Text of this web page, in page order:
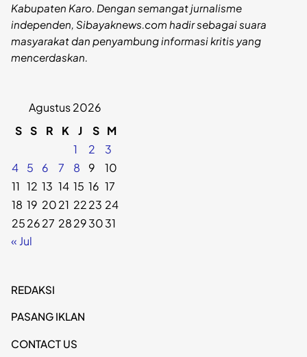
Kabupaten Karo. Dengan semangat jurnalisme
independen, Sibayaknews.com hadir sebagai suara
masyarakat dan penyambung informasi kritis yang
mencerdaskan.
Agustus 2026
S S R K J S M
1
2
3
4
5 6 7 8 9
10
11 12 13 14 15 16 17
18 19 2021 2223 24
252627 28293031
« Jul
REDAKSI
PASANG IKLAN
CONTACT US